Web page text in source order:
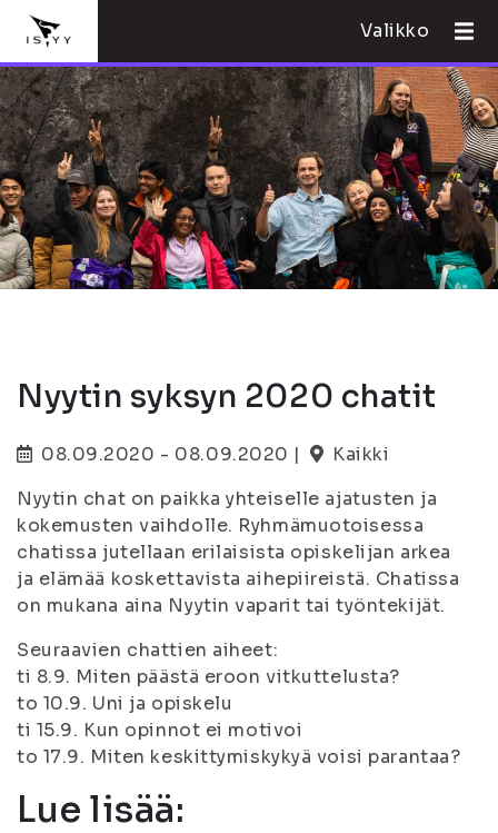
Valikko
Nyytin syksyn 2020 chatit
08.09.2020 - 08.09.2020 |
Kaikki
Nyytin chat on paikka yhteiselle ajatusten ja
kokemusten vaihdolle. Ryhmämuotoisessa
chatissa jutellaan erilaisista opiskelijan arkea
ja elämää koskettavista aihepiireistä. Chatissa
on mukana aina Nyytin vaparit tai työntekijät.
Seuraavien chattien aiheet:
ti 8.9. Miten päästä eroon vitkuttelusta?
to 10.9. Uni ja opiskelu
ti 15.9. Kun opinnot ei motivoi
to 17.9. Miten keskittymiskykyä voisi parantaa?
Lue lisää: